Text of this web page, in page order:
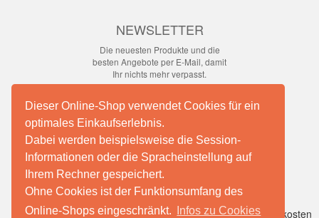
Dieser Online-Shop verwendet Cookies für ein
optimales Einkaufserlebnis.
Dabei werden beispielsweise die Session-
Informationen oder die Spracheinstellung auf
Ihrem Rechner gespeichert.
Ohne Cookies ist der Funktionsumfang des
Online-Shops eingeschränkt.
Infos zu Cookies
NEWSLETTER
Die neuesten Produkte und die
besten Angebote per E-Mail, damit
Ihr nichts mehr verpasst.
Abonnieren
Facebook
*inkl. MwSt., zzgl.Versandkosten